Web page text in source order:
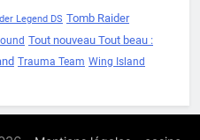
Legend DS Tomb Raider
Tout nouveau Tout beau :
Trauma Team Wing Island